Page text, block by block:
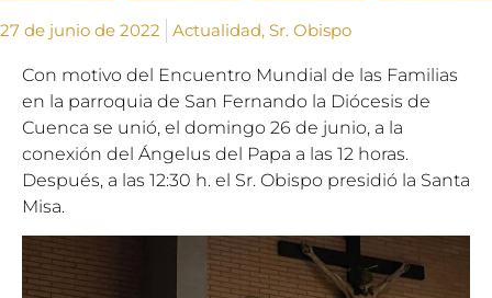
27 de junio de 2022 Actualidad, Sr. Obispo
Con motivo del Encuentro Mundial de las Familias
en la parroquia de San Fernando la Diócesis de
Cuenca se unió, el domingo 26 de junio, a la
conexión del Ángelus del Papa a las 12 horas.
Después, a las 12:30 h. el Sr. Obispo presidió la Santa
Misa.